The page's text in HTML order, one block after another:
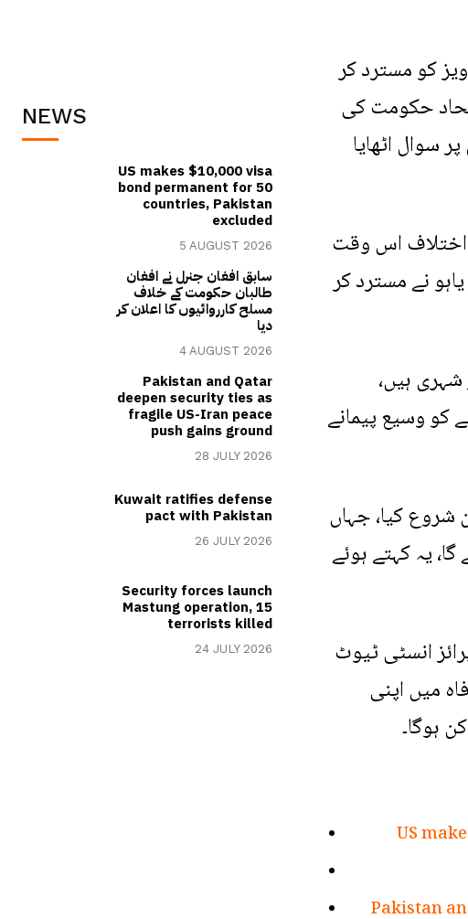
NEWS
US makes $10,000 visa
bond permanent for 50
countries, Pakistan
excluded
5 AUGUST 2026
سابق افغان جنرل نے افغان
طالبان حکومت کے خلاف
مسلح کارروائیوں کا اعلان کر
دیا
4 AUGUST 2026
Pakistan and Qatar
deepen security ties as
fragile US-Iran peace
push gains ground
28 JULY 2026
Kuwait ratifies defense
pact with Pakistan
26 JULY 2026
Security forces launch
Mastung operation, 15
terrorists killed
24 JULY 2026
کو مسترد کر
حکومت کی
سوال اٹھایا
اختلاف اس وقت
نے مسترد کر
تر شہری ہیں،
کو وسیع پیمانے
شروع کیا، جہاں
یہ کہتے ہوئے
انسٹی ٹیوٹ
میں اپنی
ہوگا۔
US
Pakistan